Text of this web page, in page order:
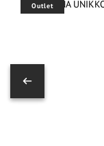
Outlet